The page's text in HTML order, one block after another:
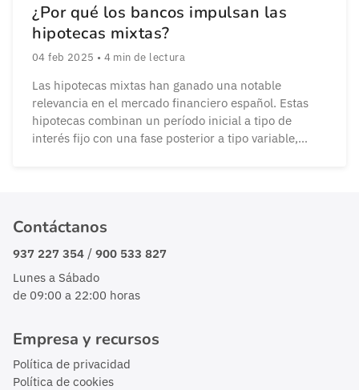
¿Por qué los bancos impulsan las
hipotecas mixtas?
04 feb 2025 • 4 min de lectura
Las hipotecas mixtas han ganado una notable
relevancia en el mercado financiero español. Estas
hipotecas combinan un período inicial a tipo de
interés fijo con una fase posterior a tipo variable,
Contáctanos
937 227 354 / 900 533 827
Lunes a Sábado
de 09:00 a 22:00 horas
Empresa y recursos
Política de privacidad
Política de cookies